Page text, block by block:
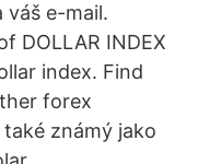
váš e-mail.
DOLLAR INDEX
index. Find
forex
známý jako